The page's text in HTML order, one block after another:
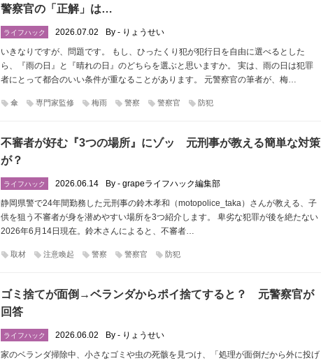
警察官の「正解」は…
ライフハック 2026.07.02
By - りょうせい
いきなりですが、問題です。 もし、ひったくり犯が犯行日を自由に選べるとした
ら、『雨の日』と『晴れの日』のどちらを選ぶと思いますか。 実は、雨の日は犯罪
者にとって都合のいい条件が重なることがあります。 元警察官の筆者が、梅…
傘 専門家監修 梅雨 警察 警察官 防犯
不審者が好む『3つの場所』にゾッ 元刑事が教える簡単な対策
が？
ライフハック 2026.06.14
By - grapeライフハック編集部
静岡県警で24年間勤務した元刑事の鈴木孝和（motopolice_taka）さんが教える、子
供を狙う不審者が身を潜めやすい場所を3つ紹介します。 卑劣な犯罪が後を絶たない
2026年6月14日現在。鈴木さんによると、不審者…
取材 注意喚起 警察 警察官 防犯
ゴミ捨てが面倒→ベランダからポイ捨てすると？ 元警察官が
回答
ライフハック 2026.06.02
By - りょうせい
家のベランダ掃除中、小さなゴミや虫の死骸を見つけ、「処理が面倒だから外に投げ